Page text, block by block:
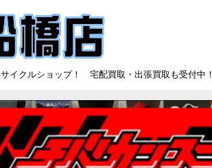
イクルショップ！ 宅配買取・出張買取も受付中！